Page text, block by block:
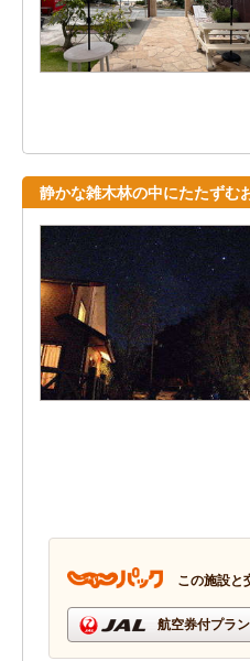
静かな雑木林の中にたたずむ
この施設と
航空券付プラ